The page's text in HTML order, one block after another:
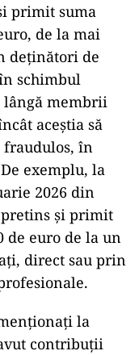
primit suma
de la mai
deținători de
schimbul
membrii
aceștia să
fraudulos, în
exemplu, la
2026 din
și primit
de euro de la un
direct sau prin
la
contribuții